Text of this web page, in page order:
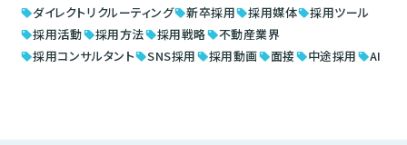
sellダイレクトリクルーティングsell新卒採用sell採用媒体sell採用ツール
sell採用活動sell採用方法sell採用戦略sell不動産業界
sell採用コンサルタントsellSNS採用sell採用動画sell面接sell中途採用sellAI